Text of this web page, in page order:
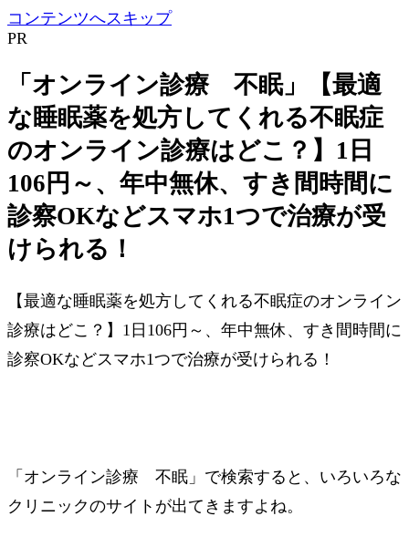
コンテンツへスキップ
PR
「オンライン診療 不眠」【最適
な睡眠薬を処方してくれる不眠症
のオンライン診療はどこ？】1日
106円～、年中無休、すき間時間に
診察OKなどスマホ1つで治療が受
けられる！
【最適な睡眠薬を処方してくれる不眠症のオンライン
診療はどこ？】1日106円～、年中無休、すき間時間に
診察OKなどスマホ1つで治療が受けられる！
「オンライン診療 不眠」で検索すると、いろいろな
クリニックのサイトが出てきますよね。